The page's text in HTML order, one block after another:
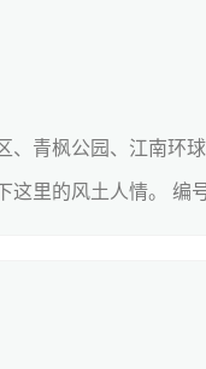
、青枫公园、江南环
这里的风土人情。 编